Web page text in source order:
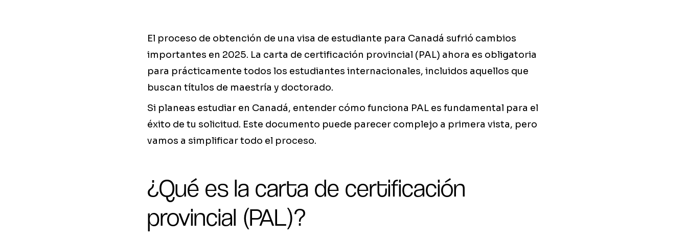
El proceso de obtención de una visa de estudiante para Canadá sufrió cambios
importantes en 2025. La carta de certificación provincial (PAL) ahora es obligatoria
para prácticamente todos los estudiantes internacionales, incluidos aquellos que
buscan títulos de maestría y doctorado.
Si planeas estudiar en Canadá, entender cómo funciona PAL es fundamental para el
éxito de tu solicitud. Este documento puede parecer complejo a primera vista, pero
vamos a simplificar todo el proceso.
¿Qué es la carta de certificación
provincial (PAL)?